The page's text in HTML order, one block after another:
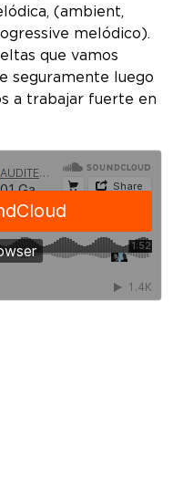
(ambient,
melódico).
que vamos
seguramente luego
a trabajar fuerte en